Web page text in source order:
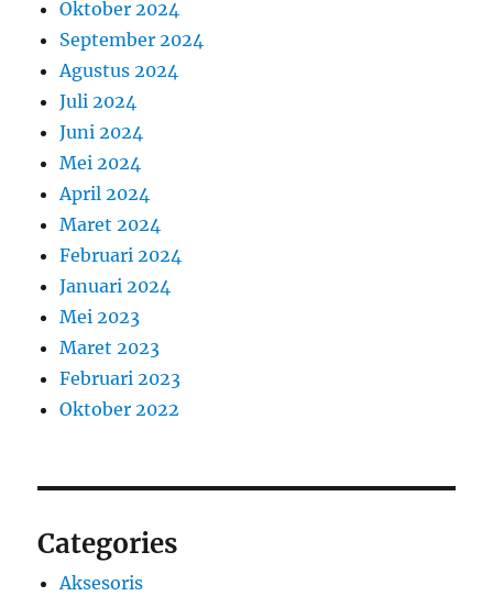
Oktober 2024
September 2024
Agustus 2024
Juli 2024
Juni 2024
Mei 2024
April 2024
Maret 2024
Februari 2024
Januari 2024
Mei 2023
Maret 2023
Februari 2023
Oktober 2022
Categories
Aksesoris